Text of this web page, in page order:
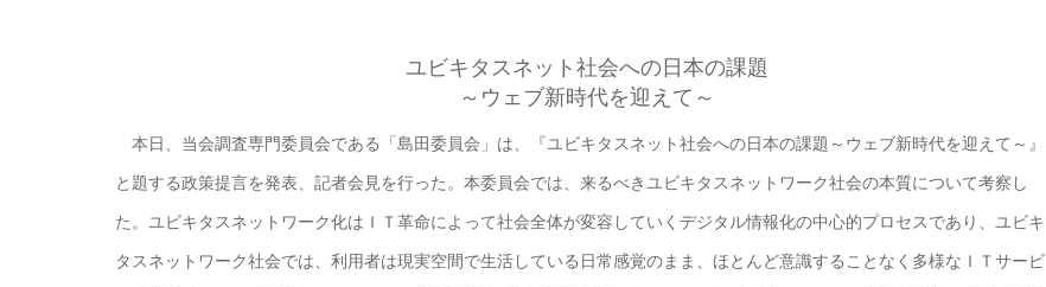
ユビキタスネット社会への日本の課題
～ウェブ新時代を迎えて～
本日、当会調査専門委員会である「島田委員会」は、『ユビキタスネット社会への日本の課題～ウェブ新時代を迎えて～』
と題する政策提言を発表、記者会見を行った。本委員会では、来るべきユビキタスネットワーク社会の本質について考察し
た。ユビキタスネットワーク化はＩＴ革命によって社会全体が変容していくデジタル情報化の中心的プロセスであり、ユビキ
タスネットワーク社会では、利用者は現実空間で生活している日常感覚のまま、ほとんど意識することなく多様なＩＴサービ